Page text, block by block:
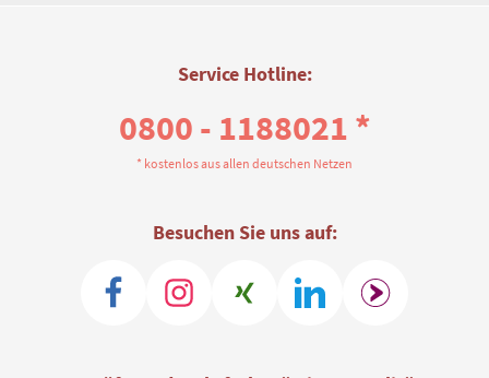
Service Hotline:
0800 - 1188021 *
* kostenlos aus allen deutschen Netzen
Besuchen Sie uns auf: